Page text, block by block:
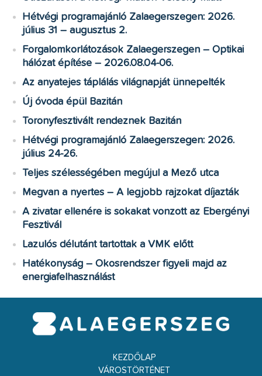
Hétvégi programajánló Zalaegerszegen: 2026.
július 31 – augusztus 2.
Forgalomkorlátozások Zalaegerszegen – Optikai
hálózat építése – 2026.08.04-06.
Az anyatejes táplálás világnapját ünnepelték
Új óvoda épül Bazitán
Toronyfesztivált rendeznek Bazitán
Hétvégi programajánló Zalaegerszegen: 2026.
július 24-26.
Teljes szélességében megújul a Mező utca
Megvan a nyertes – A legjobb rajzokat díjazták
A zivatar ellenére is sokakat vonzott az Ebergényi
Fesztivál
Lazulós délutánt tartottak a VMK előtt
Hatékonyság – Okosrendszer figyeli majd az
energiafelhasználást
KEZDŐLAP
VÁROSTÖRTÉNET